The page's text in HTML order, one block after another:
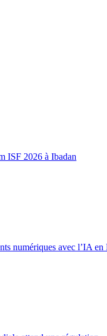
ISF 2026 à Ibadan
numériques avec l’IA en